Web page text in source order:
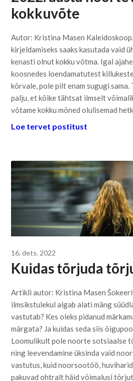
kokkuvõte
Autor: Kristina Masen
kirjeldamiseks saaks kasutada vaid
kenasti olnut kokku võtma. Igal
koosnedes loendamatutest
kõrvale, pole pilt enam sugugi sama.
palju, et kõike tähtsat ilmselt
võtame kokku mõned olulisemad
Loe tervet postitust
16. dets. 2022
Kuidas tõrjuda
Artikli autor: Kristina Masen
ilmsikstulekul algab alati mäng
vastutab? Kes oleks pidanud
märgata? Ja kuidas seda siis
Loomulikult pole noorte sotsiaalse
ning leevendamine üksinda vaid
vastutus, kuid noorsootöö,
pakuvad ohtralt häid võimalusi